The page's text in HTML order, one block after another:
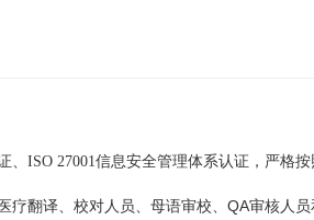
、 ISO 27001信息安全管理体系认证 ，严格
翻译、校对人员、母语审校、 QA审核人